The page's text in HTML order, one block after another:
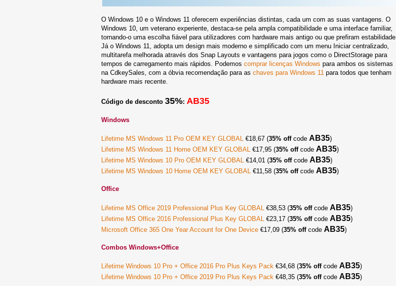
O Windows 10 e o Windows 11 oferecem experiências distintas, cada um com as suas vantagens. O
Windows 10, um veterano experiente, destaca-se pela ampla compatibilidade e uma interface familiar,
tornando-o uma escolha fiável para utilizadores com hardware mais antigo ou que prefiram estabilidade.
Já o Windows 11, adopta um design mais moderno e simplificado com um menu Iniciar centralizado,
multitarefa melhorada através dos Snap Layouts e vantagens para jogos como o DirectStorage para
tempos de carregamento mais rápidos. Podemos comprar licenças Windows para ambos os sistemas
na CdkeySales, com a óbvia recomendação para as chaves para Windows 11 para todos que tenham
hardware mais recente.
Código de desconto 35%: AB35
Windows
Lifetime MS Windows 11 Pro OEM KEY GLOBAL €18,67 (35% offcode AB35)
Lifetime MS Windows 11 Home OEM KEY GLOBAL €17,95 (35% offcode AB35)
Lifetime MS Windows 10 Pro OEM KEY GLOBAL €14,01 (35% offcode AB35)
Lifetime MS Windows 10 Home OEM KEY GLOBAL €11,58 (35% offcode AB35)
Office
Lifetime MS Office 2019 Professional Plus Key GLOBAL €38,53 (35% offcode AB35)
Lifetime MS Office 2016 Professional Plus Key GLOBAL
€23,17 (35% offcode AB35)
Microsoft Office 365 One Year Account for One Device €17,09 (35% offcode AB35)
Combos Windows+Office
Lifetime Windows 10 Pro + Office 2016 Pro Plus Keys Pack €34,68 (35% offcode AB35)
Lifetime Windows 10 Pro + Office 2019 Pro Plus Keys Pack €48,35 (35% offcode AB35)